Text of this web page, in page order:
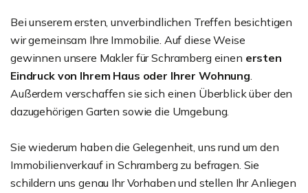
Bei unserem ersten, unverbindlichen Treffen besichtigen
wir gemeinsam Ihre Immobilie. Auf diese Weise
gewinnen unsere Makler für Schramberg einen ersten
Eindruck von Ihrem Haus oder Ihrer Wohnung.
Außerdem verschaffen sie sich einen Überblick über den
dazugehörigen Garten sowie die Umgebung.
Sie wiederum haben die Gelegenheit, uns rund um den
Immobilienverkauf in Schramberg zu befragen. Sie
schildern uns genau Ihr Vorhaben und stellen Ihr Anliegen